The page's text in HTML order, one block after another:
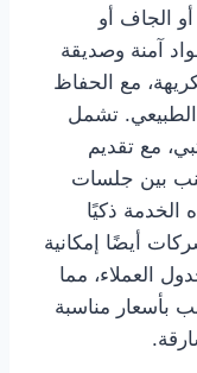
الجاف أو
آمنة وصديقة
مع الحفاظ
الطبيعي. تشمل
مع تقديم
بين جلسات
الخدمة ذكيًا
أيضًا إمكانية
العملاء، مما
بأسعار مناسبة